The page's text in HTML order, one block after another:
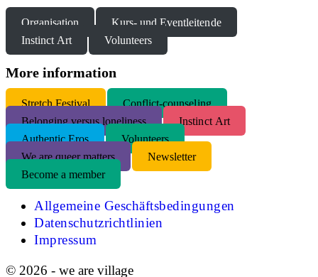
Organisation
Kurs- und Eventleitende
Instinct Art
Volunteers
More information
Stretch Festival
Conflict-counseling
Belonging versus loneliness
Instinct Art
Authentic Eros
Volunteers
We are queer matters
Newsletter
Become a member
Allgemeine Geschäftsbedingungen
Datenschutzrichtlinien
Impressum
© 2026 - we are village